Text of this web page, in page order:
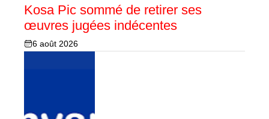
Kosa Pic sommé de retirer ses
œuvres jugées indécentes
6 août 2026